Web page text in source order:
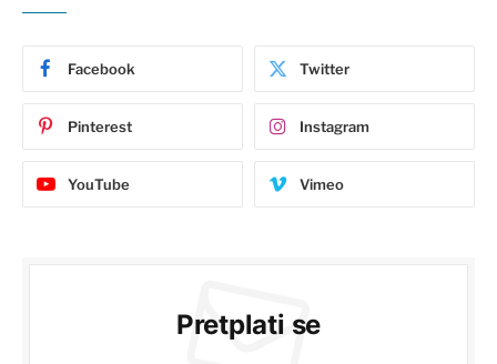
Facebook Twitter
Pinterest Instagram
YouTube Vimeo
Pretplati se